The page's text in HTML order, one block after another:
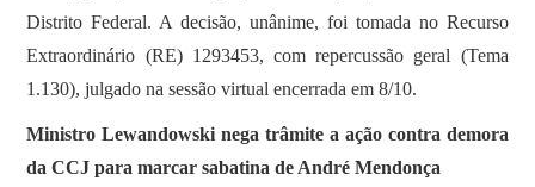
Distrito Federal. A decisão, unânime, foi tomada no Recurso
Extraordinário (RE) 1293453, com repercussão geral (Tema
1.130), julgado na sessão virtual encerrada em 8/10.
Ministro Lewandowski nega trâmite a ação contra demora
da CCJ para marcar sabatina de André Mendonça